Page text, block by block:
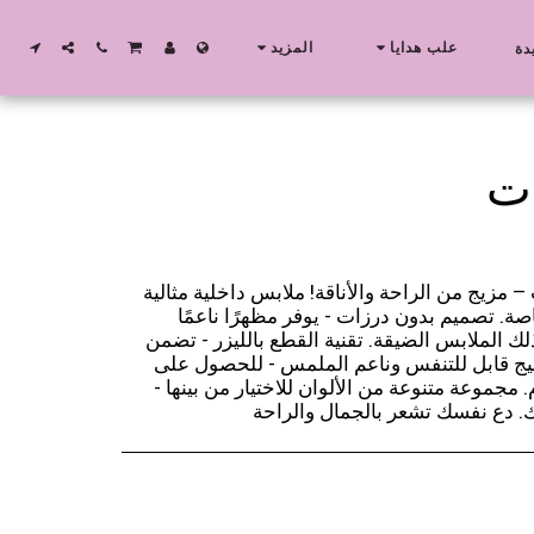
علب هدايا المزيد
مزيج من الراحة والأناقة! ملابس داخلية مثالية
تصميم بدون درزات - يوفر مظهرًا ناعمًا
الملابس الضيقة. تقنية القطع بالليزر - تضمن
قابل للتنفس وناعم الملمس - للحصول على
متنوعة من الألوان للاختيار من بينها -
دع نفسك تشعر بالجمال والراحة